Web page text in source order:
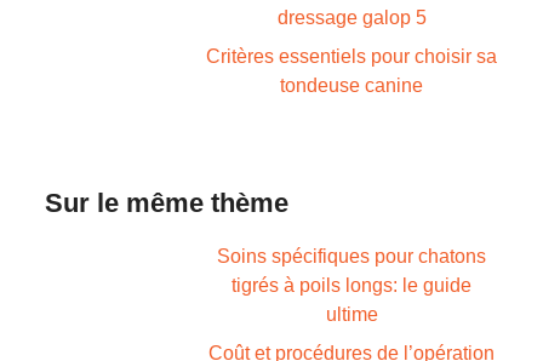
dressage galop 5
Critères essentiels pour choisir sa
tondeuse canine
Sur le même thème
Soins spécifiques pour chatons
tigrés à poils longs: le guide
ultime
Coût et procédures de l’opération